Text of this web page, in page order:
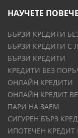
НАУЧЕТЕ ПОВЕЧЕ
БЪРЗИ КРЕДИТИ
БЪРЗИ КРЕДИТИ С
БЪРЗИ КРЕДИТИ
КРЕДИТИ БЕЗ
ОНЛАЙН КРЕДИТИ
ОНЛАЙН КРЕДИТ
ПАРИ НА ЗАЕМ
СИГУРЕН БЪРЗ
ИПОТЕЧЕН КРЕДИТ